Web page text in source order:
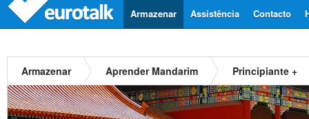
Contacto
Assistência
Armazenar
Armazenar Aprender Mandarim Principiante +